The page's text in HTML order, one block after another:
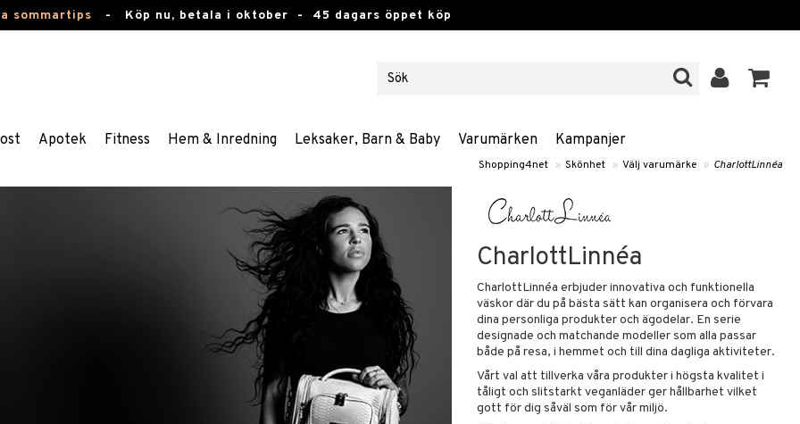
sommartips - Köp nu, betala i oktober - 45 dagars öppet köp
Apotek Fitness Hem & Inredning Leksaker, Barn & Baby Varumärken Kampanjer
Shopping4net » Skönhet » Välj varumärke » CharlottLinnéa
CharlottLinnéa
CharlottLinnéa erbjuder innovativa och funktionella
väskor där du på bästa sätt kan organisera och förvara
dina personliga produkter och ägodelar. En serie
designade och matchande modeller som alla passar
både på resa, i hemmet och till dina dagliga aktiviteter.
Vårt val att tillverka våra produkter i högsta kvalitet i
tåligt och slitstarkt veganläder ger hållbarhet vilket
gott för dig såväl som för vår miljö.